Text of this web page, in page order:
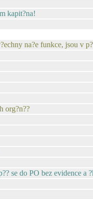
kapit?na!
na?e funkce, jsou v
org?n??
se do PO bez evidence a